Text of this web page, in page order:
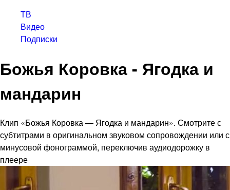
ТВ
Видео
Подписки
Божья Коровка - Ягодка и
мандарин
Клип «Божья Коровка — Ягодка и мандарин». Смотрите с
субтитрами в оригинальном звуковом сопровождении или с
минусовой фонограммой, переключив аудиодорожку в
плеере